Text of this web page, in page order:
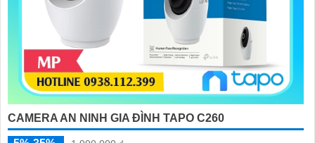
CAMERA AN NINH GIA ĐÌNH TAPO C260